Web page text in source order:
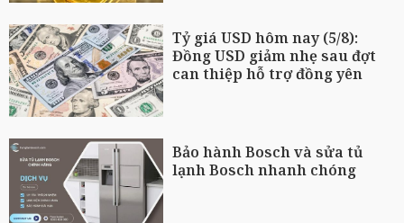
Tỷ giá USD hôm nay (5/8):
Đồng USD giảm nhẹ sau đợt
can thiệp hỗ trợ đồng yên
Bảo hành Bosch và sửa tủ
lạnh Bosch nhanh chóng